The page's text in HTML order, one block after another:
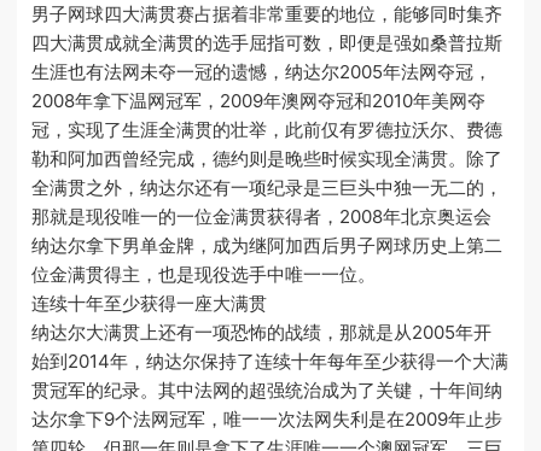
男子网球四大满贯赛占据着非常重要的地位，能够同时集齐
四大满贯成就全满贯的选手屈指可数，即便是强如桑普拉斯
生涯也有法网未夺一冠的遗憾，纳达尔2005年法网夺冠，
2008年拿下温网冠军，2009年澳网夺冠和2010年美网夺
冠，实现了生涯全满贯的壮举，此前仅有罗德拉沃尔、费德
勒和阿加西曾经完成，德约则是晚些时候实现全满贯。除了
全满贯之外，纳达尔还有一项纪录是三巨头中独一无二的，
那就是现役唯一的一位金满贯获得者，2008年北京奥运会
纳达尔拿下男单金牌，成为继阿加西后男子网球历史上第二
位金满贯得主，也是现役选手中唯一一位。
连续十年至少获得一座大满贯
纳达尔大满贯上还有一项恐怖的战绩，那就是从2005年开
始到2014年，纳达尔保持了连续十年每年至少获得一个大满
贯冠军的纪录。其中法网的超强统治成为了关键，十年间纳
达尔拿下9个法网冠军，唯一一次法网失利是在2009年止步